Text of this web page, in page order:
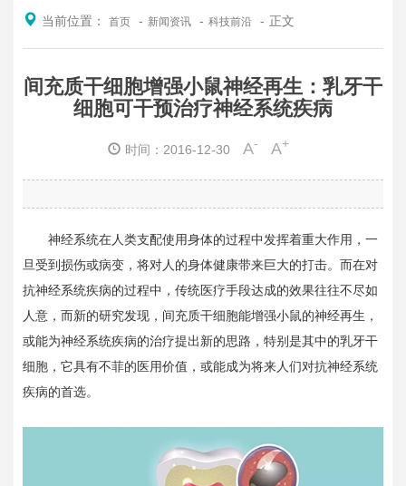
当前位置： 首页 新闻资讯 科技前沿 正文
间充质干细胞增强小鼠神经再生：乳牙干
细胞可干预治疗神经系统疾病
时间：2016-12-30 A- A+
神经系统在人类支配使用身体的过程中发挥着重大作用，一
旦受到损伤或病变，将对人的身体健康带来巨大的打击。而在对
抗神经系统疾病的过程中，传统医疗手段达成的效果往往不尽如
人意，而新的研究发现，间充质干细胞能增强小鼠的神经再生，
或能为神经系统疾病的治疗提出新的思路，特别是其中的乳牙干
细胞，它具有不菲的医用价值，或能成为将来人们对抗神经系统
疾病的首选。